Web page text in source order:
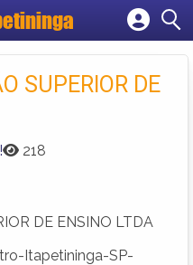
empresa
login
conta
SUPERIOR DE
218
DE ENSINO LTDA
Itapetininga-SP-